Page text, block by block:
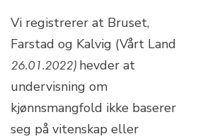
Vi registrerer at Bruset,
Farstad og Kalvig (Vårt Land
26.01.2022) hevder at
undervisning om
kjønnsmangfold ikke baserer
seg på vitenskap eller